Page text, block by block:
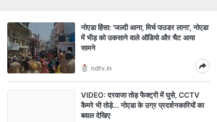
नोएडा हिंसा: 'जल्दी आना, मिर्च पाउडर लाना', नोएडा
में भीड़ को उकसाने वाले ऑडियो और चैट आया
सामने
ndtv.in
VIDEO: दरवाजा तोड़ फैक्ट्री में घुसे, CCTV
कैमरे भी तोड़े... नोएडा के उग्र प्रदर्शनकारियों का
बवाल देखिए